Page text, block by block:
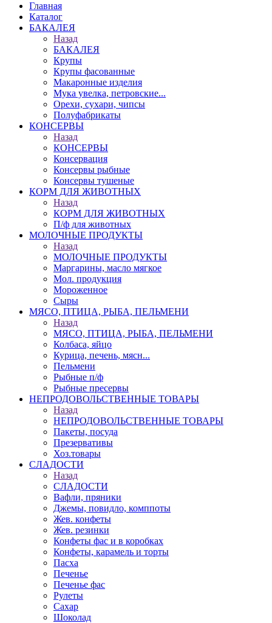
Главная
Каталог
БАКАЛЕЯ
Назад
БАКАЛЕЯ
Крупы
Крупы фасованные
Макаронные изделия
Мука увелка, петровские...
Орехи, сухари, чипсы
Полуфабрикаты
КОНСЕРВЫ
Назад
КОНСЕРВЫ
Консервация
Консервы рыбные
Консервы тушеные
КОРМ ДЛЯ ЖИВОТНЫХ
Назад
КОРМ ДЛЯ ЖИВОТНЫХ
П/ф для животных
МОЛОЧНЫЕ ПРОДУКТЫ
Назад
МОЛОЧНЫЕ ПРОДУКТЫ
Маргарины, масло мягкое
Мол. продукция
Мороженное
Сыры
МЯСО, ПТИЦА, РЫБА, ПЕЛЬМЕНИ
Назад
МЯСО, ПТИЦА, РЫБА, ПЕЛЬМЕНИ
Колбаса, яйцо
Курица, печень, мясн...
Пельмени
Рыбные п/ф
Рыбные пресервы
НЕПРОДОВОЛЬСТВЕННЫЕ ТОВАРЫ
Назад
НЕПРОДОВОЛЬСТВЕННЫЕ ТОВАРЫ
Пакеты, посуда
Презервативы
Хоз.товары
СЛАДОСТИ
Назад
СЛАДОСТИ
Вафли, пряники
Джемы, повидло, комппоты
Жев. конфеты
Жев. резинки
Конфеты фас и в коробках
Конфеты, карамель и торты
Пасха
Печенье
Печенье фас
Рулеты
Сахар
Шоколад